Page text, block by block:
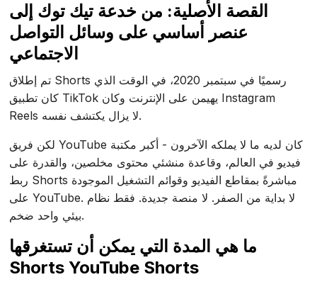
القصة الأصلية: من خدعة تيك توك إلى
عنصر أساسي على وسائل التواصل
الاجتماعي
تم إطلاق Shorts رسميًا في سبتمبر 2020، في الوقت الذي
كان تطبيق TikTok يهيمن على الإنترنت وكان Instagram
Reels لا يزال يكتشف نفسه.
لكن فريق YouTube كان لديه ما لا يملكه الآخرون - أكبر مكتبة
فيديو في العالم، وقاعدة منشئي محتوى مخلصين، والقدرة على
ربط Shorts مباشرةً بمقاطع الفيديو وقوائم التشغيل الموجودة
على YouTube. لا بداية من الصفر. لا منصة جديدة. فقط نظام
بيئي واحد ضخم.
ما هي المدة التي يمكن أن تستغرقها
Shorts YouTube Shorts